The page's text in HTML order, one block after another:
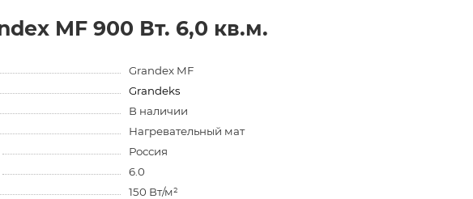
MF 900 Вт. 6,0 кв.м.
Grandex MF
Grandeks
В наличии
Нагревательный мат
Россия
6.0
150 Вт/м²